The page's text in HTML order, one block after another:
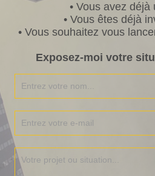
• Vous avez déjà
• Vous êtes déjà
• Vous souhaitez vous
Exposez-moi votre